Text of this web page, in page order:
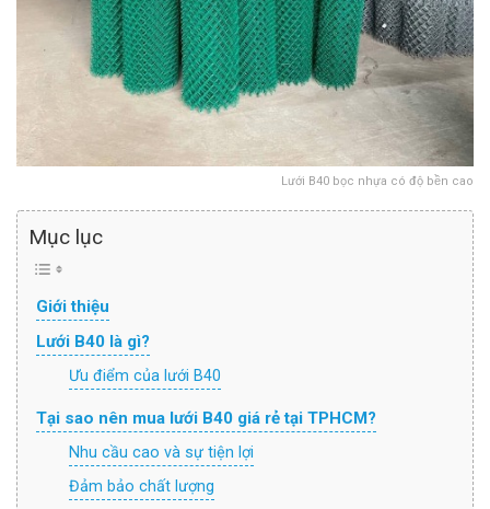
Lưới B40 bọc nhựa có độ bền cao
Mục lục
Giới thiệu
Lưới B40 là gì?
Ưu điểm của lưới B40
Tại sao nên mua lưới B40 giá rẻ tại TPHCM?
Nhu cầu cao và sự tiện lợi
Đảm bảo chất lượng